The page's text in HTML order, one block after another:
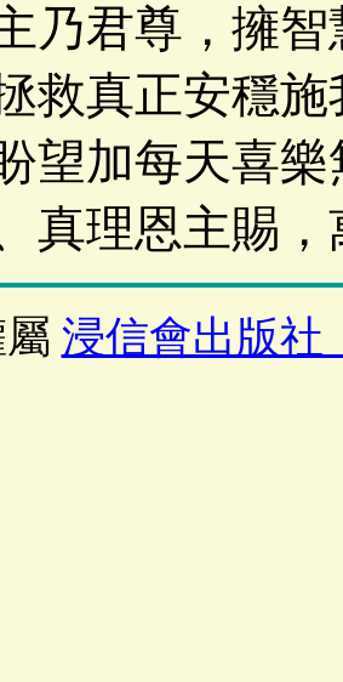
乃君尊，擁
救真正安穩施
望加每天喜樂
真理恩主賜
浸信會出版社